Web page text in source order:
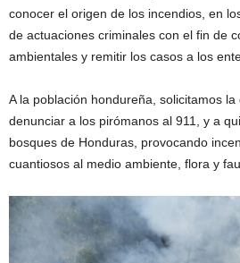
conocer el origen de los incendios, en
de actuaciones criminales con el fin de
ambientales y remitir los casos a los
A la población hondureña, solicitamos
denunciar a los pirómanos al 911, y a
bosques de Honduras, provocando
cuantiosos al medio ambiente, flora y